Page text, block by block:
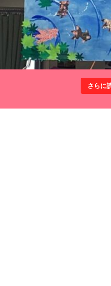
さらに